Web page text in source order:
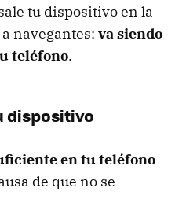
tu dispositivo en la
navegantes: va siendo
teléfono.
dispositivo
en tu teléfono
de que no se